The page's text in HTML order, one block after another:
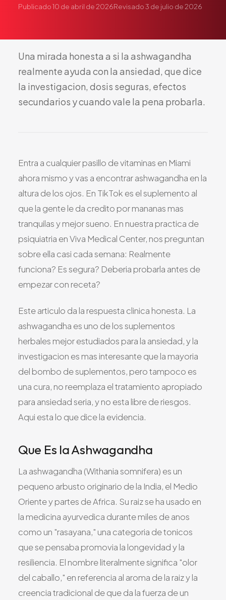
Tratamiento Hormonal
Pruebas Genéticas
Terapia IV
Pérdida de Peso
Terapia con Péptidos
Neurología
Todos los Servicios
TDAH
Manejo de Medicamentos
Migraña
Neuropatía Periférica
Vértigo y Mareo
Todas las Condiciones
Publicado10 de abril de 2026Revisado3 de julio de 2026
Una mirada honesta a si la ashwagandha
realmenteayuda con la ansiedad, quedice
la investigacion, dosis seguras, efectos
secundarios ycuandovale la pena probarla.
Entra a cualquier pasillo de vitaminas en Miami
ahora mismo y vas a encontrar ashwagandha en la
altura de los ojos. En TikTok es el suplemento al
que la gente le da credito por mananas mas
tranquilas y mejor sueno. En nuestra practica de
psiquiatria en Viva Medical Center, nos preguntan
sobre ella casi cada semana: Realmente
funciona? Es segura? Deberia probarla antes de
empezar con receta?
Este articulo da la respuesta clinica honesta. La
ashwagandha es uno de los suplementos
herbales mejor estudiados para la ansiedad, y la
investigacion es mas interesante que la mayoria
del bombo de suplementos, pero tampoco es
una cura, no reemplaza el tratamiento apropiado
para ansiedad seria, y no esta libre de riesgos.
Aqui esta lo que dice la evidencia.
Que Es la Ashwagandha
La ashwagandha (Withania somnifera) es un
pequeno arbusto originario de la India, el Medio
Oriente y partes de Africa. Su raiz se ha usado en
la medicina ayurvedica durante miles de anos
como un "rasayana," una categoria de tonicos
que se pensaba promovia la longevidad y la
resiliencia. El nombre literalmente significa "olor
del caballo," en referencia al aroma de la raiz y la
creencia tradicional de que da la fuerza de un